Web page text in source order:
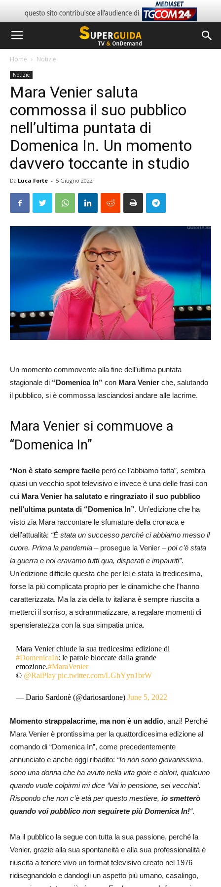
Home Notizie
Notizie
Mara Venier saluta
commossa il suo pubblico
nell’ultima puntata di
Domenica In. Un momento
davvero toccante in studio
Da Luca Forte - 5 Giugno 2022
Un momento commovente alla fine dell’ultima puntata
stagionale di “Domenica In” con Mara Venier che, salutando
il pubblico, si è commossa lasciandosi andare alle lacrime.
Mara Venier si commuove a
“Domenica In”
“Non è stato sempre facile però ce l’abbiamo fatta”, sembra
quasi un vecchio spot televisivo e invece è una delle frasi con
cui Mara Venier ha salutato e ringraziato il suo pubblico
nell’ultima puntata di “Domenica In”. Un’edizione che ha
visto zia Mara raccontare le sfumature della cronaca e
dell’attualità: “È stata un successo perché ci abbiamo messo il
cuore. Prima la pandemia – prosegue la Venier –poi c’è stata
la guerra e noi eravamo tutti qua, disperati e impauriti”.
Un’edizione difficile questa che per lei è stata la tredicesima,
forse la più complicata proprio per le dinamiche che l’hanno
caratterizzata. Ma la zia della tv italiana è sempre riuscita a
metterci il sorriso, a sdrammatizzare, a regalare momenti di
spensieratezza con la sua simpatia unica.
Mara Venier chiude la sua tredicesima edizione di
#DomenicaIn: le parole bloccate dalla grande
emozione.#MaraVenier
© @RaiPlay pic.twitter.com/LGhYyn1brW
— Dario Sardonè (@dariosardone)June 5, 2022
Momento strappalacrime, ma non è un addio, anzi! Perché
Mara Venier è prontissima per la quattordicesima edizione al
comando di “Domenica In”, come precedentemente
annunciato e anche oggi ribadito: “Io non sono giovanissima,
sono una donna che ha avuto nella vita gioie e dolori, qualcuno
quando vuole colpirmi mi dice ‘Vai in pensione, sei vecchia’.
Rispondo che non c’è età per questo mestiere, io smetterò
quando voi pubblico non seguirete più Domenica In!“.
Ma il pubblico la segue con tutta la sua passione, perché la
Venier, grazie alla sua spontaneità e alla sua professionalità è
riuscita a tenere vivo un format televisivo creato nel 1976
ridisegnandolo e dandogli un aspetto più umano, casalingo,